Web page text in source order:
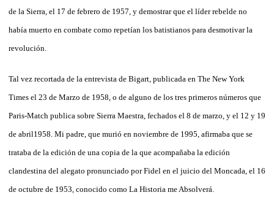
de la Sierra, el 17 de febrero de 1957, y demostrar que el líder rebelde no
había muerto en combate como repetían los batistianos para desmotivar la
revolución.
Tal vez recortada de la entrevista de Bigart, publicada en The New York
Times el 23 de Marzo de 1958, o de alguno de los tres primeros números que
Paris-Match publica sobre Sierra Maestra, fechados el 8 de marzo, y el 12 y 19
de abril1958. Mi padre, que murió en noviembre de 1995, afirmaba que se
trataba de la edición de una copia de la que acompañaba la edición
clandestina del alegato pronunciado por Fidel en el juicio del Moncada, el 16
de octubre de 1953, conocido como La Historia me Absolverá.